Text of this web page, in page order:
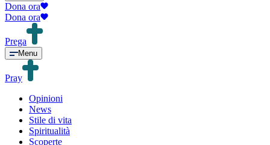
Dona ora
Dona ora
Prega
Menu
Pray
Opinioni
News
Stile di vita
Spiritualità
Scoperte